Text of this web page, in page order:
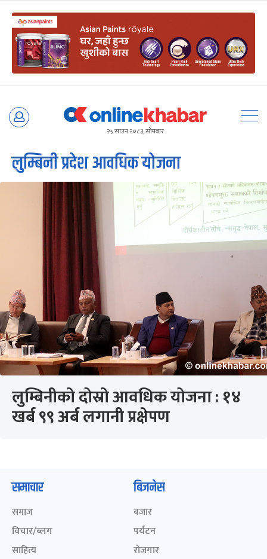
Skip
२५ साउन २०८३, सोमबार
लुम्बिनी प्रदेश आवधिक योजना
लुम्बिनीको दोस्रो आवधिक योजना : १४
खर्ब ९९ अर्ब लगानी प्रक्षेपण
समाचार
समाज
विचार/ब्लग
साहित्य
बिजनेस
बजार
पर्यटन
रोजगार